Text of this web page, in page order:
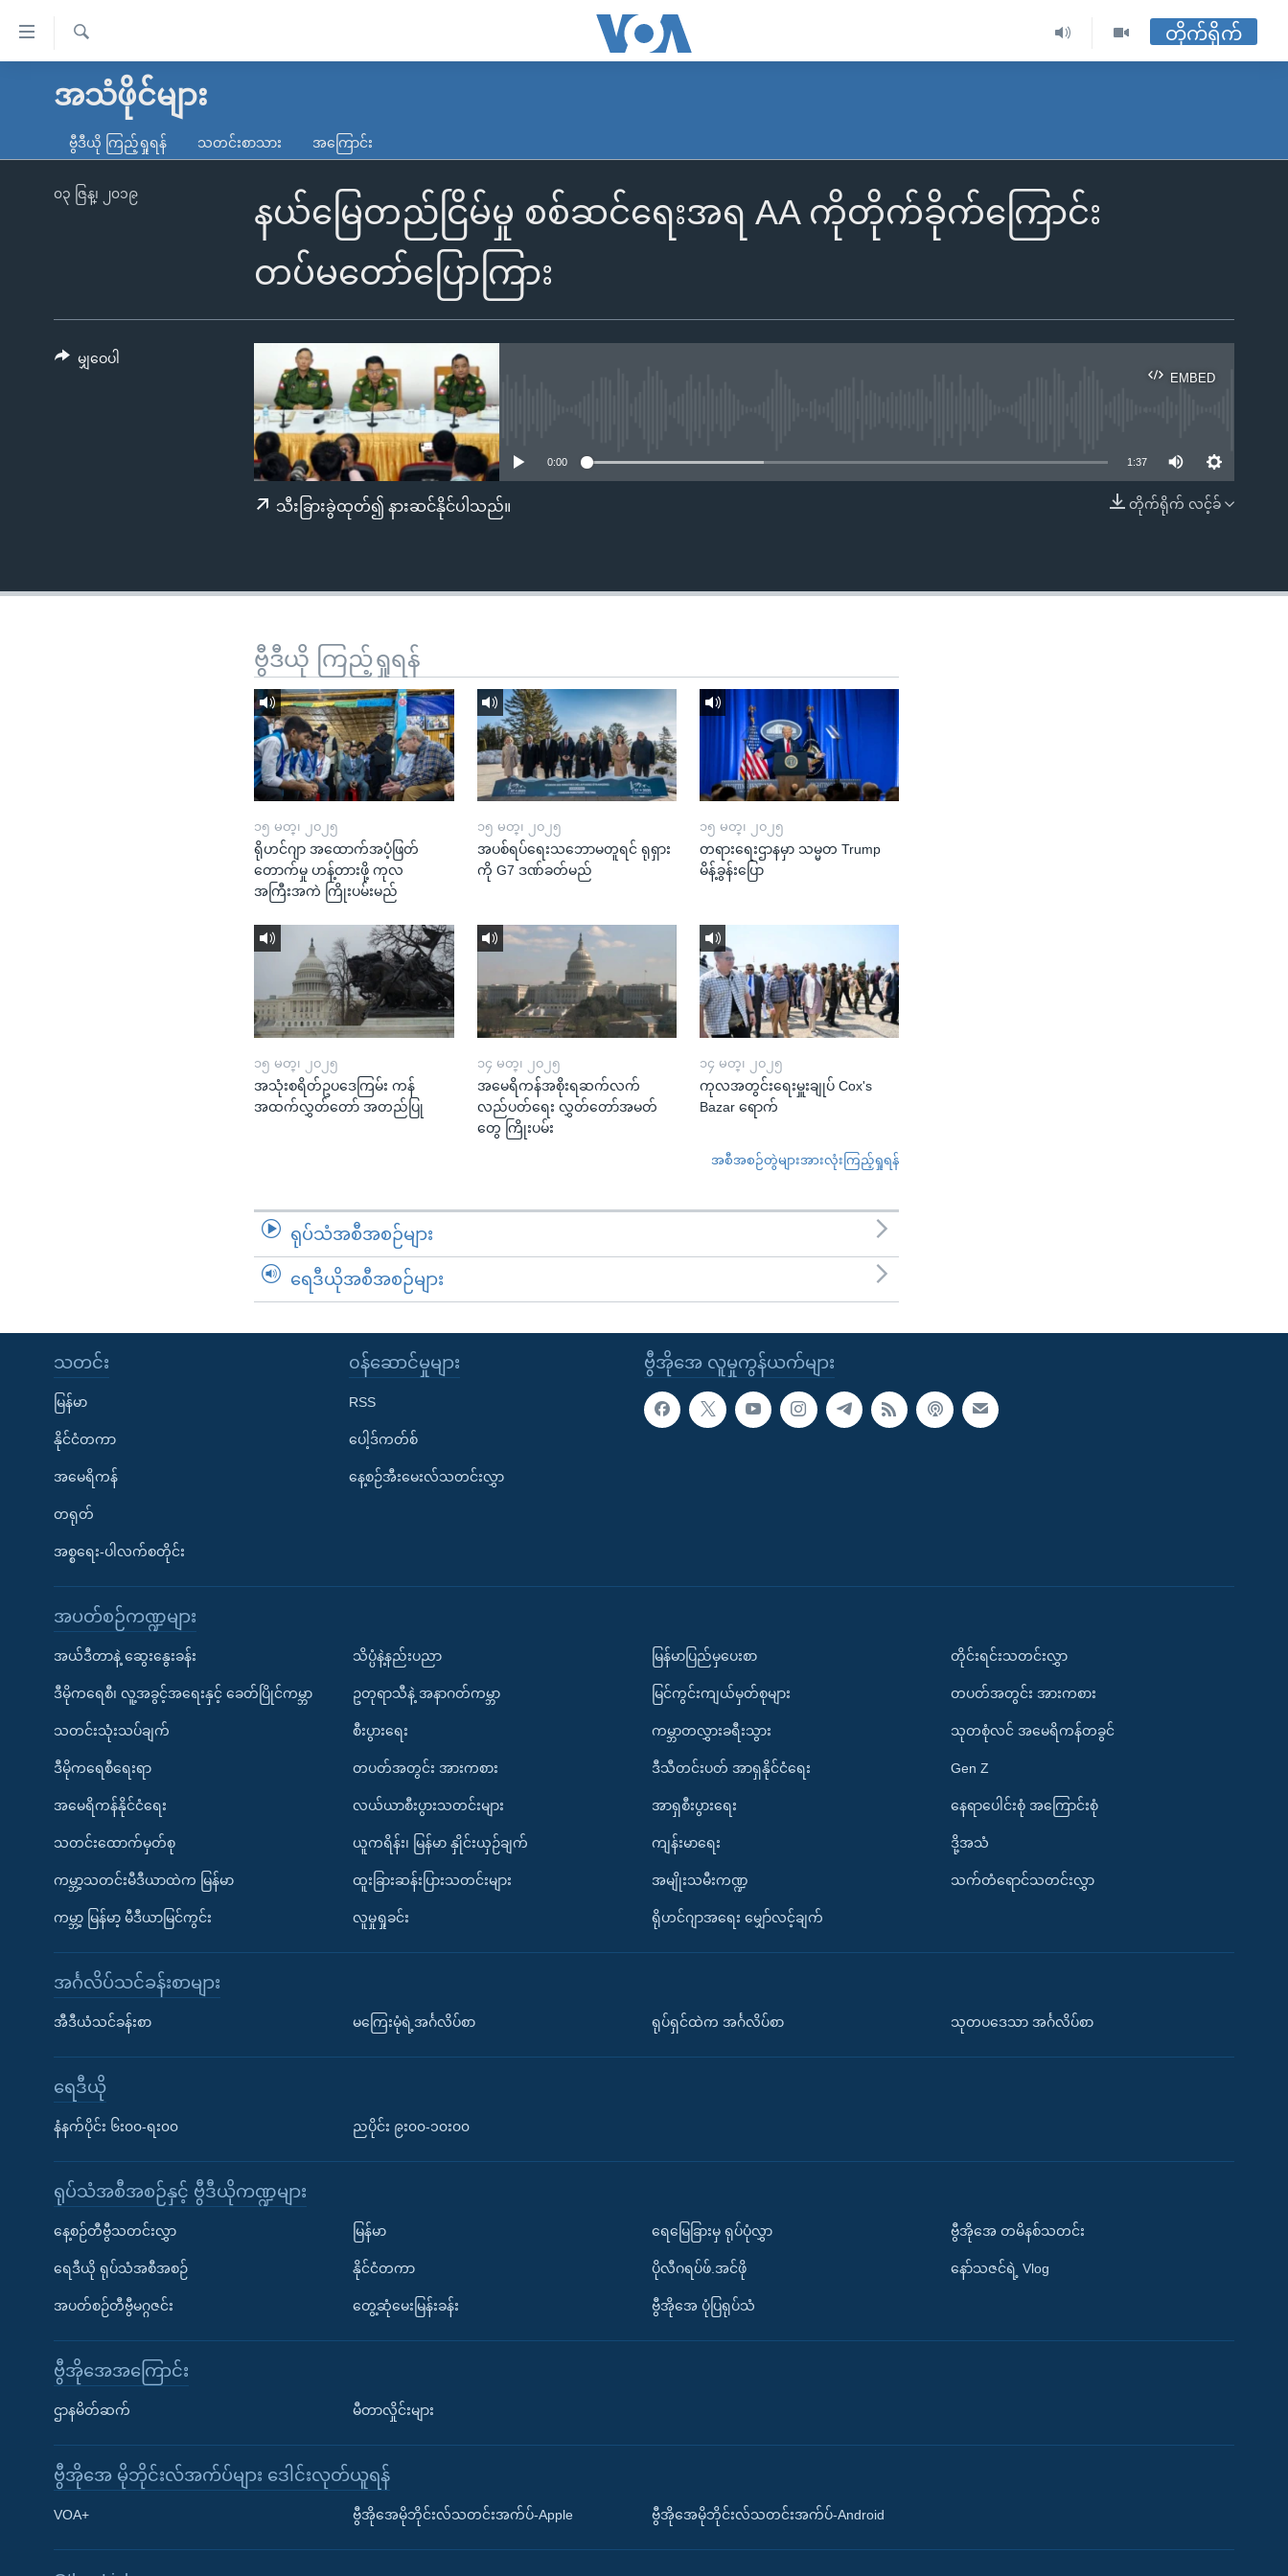
လွယ်ကူ
သည့်
ရန်
မူလစာမျက်နှာ
ကမ္ဘာ့သတင်းများ
နိုင်ငံတကာ
မကြေးမုံရဲ့ အင်္ဂလိပ်စာ
ရေဒီယို
ရေဒီယိုနှင့်ရုပ်သံ အချက်အလက်များ
Learning English
ရ
တိုက်ရိုက်
အသံဖိုင်များ
ဗွီဒီယို ကြည့်ရှုရန် သတင်းစာသား အကြောင်း
နယ်မြေတည်ငြိမ်မှု စစ်ဆင်ရေးအရ AA ကိုတိုက်ခိုက်ကြောင်း
တပ်မတော်ပြောကြား
၀၃ ဇြန္၊ ၂၀၁၉
EMBED
EMBED
0:00 1:37
တိုက်ရိုက် လင့်ခ်
သီးခြားခွဲထုတ်၍ နားဆင်နိုင်ပါသည်။
မျှဝေပါ
ဗွီဒီယို ကြည့်ရှုရန်
၁၅ မတ္၊ ၂၀၂၅
ရိုဟင်ဂျာ အထောက်အပံ့ဖြတ်
တောက်မှု ဟန့်တားဖို့ ကုလ
အကြီးအကဲ ကြိုးပမ်းမည်
၁၅ မတ္၊ ၂၀၂၅
အပစ်ရပ်ရေးသဘောမတူရင် ရုရှား
ကို G7 ဒဏ်ခတ်မည်
၁၅ မတ္၊ ၂၀၂၅
တရားရေးဌာနမှာ သမ္မတ Trump
မိန့်ခွန်းပြော
၁၅ မတ္၊ ၂၀၂၅
အသုံးစရိတ်ဥပဒေကြမ်း ကန်
အထက်လွှတ်တော် အတည်ပြု
၁၄ မတ္၊ ၂၀၂၅
အမေရိကန်အစိုးရဆက်လက်
လည်ပတ်ရေး လွှတ်တော်အမတ်
တွေ ကြိုးပမ်း
၁၄ မတ္၊ ၂၀၂၅
ကုလအတွင်းရေးမှူးချုပ် Cox's
Bazar ရောက်
အစီအစဉ်တွဲများအားလုံးကြည့်ရှုရန်
ရုပ်သံအစီအစဉ်များ
ရေဒီယိုအစီအစဉ်များ
ဗွီအိုအေ လူမှုကွန်ယက်များ
သတင်း
မြန်မာ
နိုင်ငံတကာ
အမေရိကန်
တရုတ်
အစ္စရေး-ပါလက်စတိုင်း
၀န်ဆောင်မှုများ
RSS
ပေါ့ဒ်ကတ်စ်
နေ့စဉ်အီးမေးလ်သတင်းလွှာ
အပတ်စဉ်ကဏ္ဍများ
အယ်ဒီတာနဲ့ ဆွေးနွေးခန်း
ဒီမိုကရေစီ၊ လူ့အခွင့်အရေးနှင့် ခေတ်ပြိုင်ကမ္ဘာ
သတင်းသုံးသပ်ချက်
ဒီမိုကရေစီရေးရာ
အမေရိကန်နိုင်ငံရေး
သတင်းထောက်မှတ်စု
ကမ္ဘာ့သတင်းမီဒီယာထဲက မြန်မာ
ကမ္ဘာ့ မြန်မာ့ မီဒီယာမြင်ကွင်း
သိပ္ပံနဲ့နည်းပညာ
ဥတုရာသီနဲ့ အနာဂတ်ကမ္ဘာ
စီးပွားရေး
တပတ်အတွင်း အားကစား
လယ်ယာစီးပွားသတင်းများ
ယူကရိန်း၊ မြန်မာ နှိုင်းယှဉ်ချက်
ထူးခြားဆန်းပြားသတင်းများ
လူမှုရှုခင်း
မြန်မာပြည်မှပေးစာ
မြင်ကွင်းကျယ်မှတ်စုများ
ကမ္ဘာတလွှားခရီးသွား
ဒီသီတင်းပတ် အာရှနိုင်ငံရေး
အာရှစီးပွားရေး
ကျန်းမာရေး
အမျိုးသမီးကဏ္ဍ
ရိုဟင်ဂျာအရေး မျှော်လင့်ချက်
တိုင်းရင်းသတင်းလွှာ
တပတ်အတွင်း အားကစား
သုတစုံလင် အမေရိကန်တခွင်
Gen Z
နေရာပေါင်းစုံ အကြောင်းစုံ
ဒို့အသံ
သက်တံရောင်သတင်းလွှာ
အင်္ဂလိပ်သင်ခန်းစာများ
အီဒီယံသင်ခန်းစာ မကြေးမုံရဲ့အင်္ဂလိပ်စာ ရုပ်ရှင်ထဲက အင်္ဂလိပ်စာ သုတပဒေသာ အင်္ဂလိပ်စာ
ရေဒီယို
နံနက်ပိုင်း ၆း၀၀-ရး၀၀ ညပိုင်း ၉း၀၀-၁၀း၀၀
ရုပ်သံအစီအစဉ်နှင့် ဗွီဒီယိုကဏ္ဍများ
နေ့စဉ်တီဗွီသတင်းလွှာ
ရေဒီယို ရုပ်သံအစီအစဉ်
အပတ်စဉ်တီဗွီမဂ္ဂဇင်း
မြန်မာ
နိုင်ငံတကာ
တွေ့ဆုံမေးမြန်းခန်း
ရေမြေခြားမှ ရုပ်ပုံလွှာ
ပိုလီဂရပ်ဖ်.အင်ဖို
ဗွီအိုအေ ပုံပြရုပ်သံ
ဗွီအိုအေ တမိနစ်သတင်း
နော်သဇင်ရဲ့ Vlog
ဗွီအိုအေအကြောင်း
ဌာနမိတ်ဆက် မီတာလှိုင်းများ
ဗွီအိုအေ မိုဘိုင်းလ်အက်ပ်များ ဒေါင်းလုတ်ယူရန်
VOA+ ဗွီအိုအေမိုဘိုင်းလ်သတင်းအက်ပ်-Apple ဗွီအိုအေမိုဘိုင်းလ်သတင်းအက်ပ်-Android